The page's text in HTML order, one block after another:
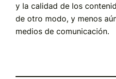
y la calidad de los
de otro modo, y menos
medios de comunicación.